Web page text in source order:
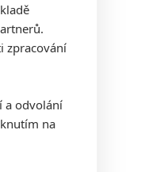
zpracování
a odvolání
na